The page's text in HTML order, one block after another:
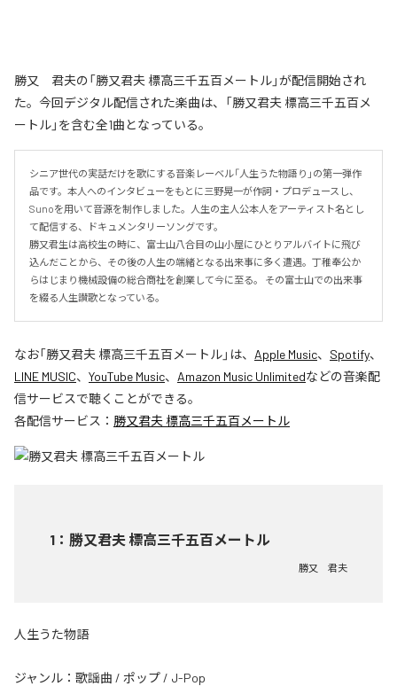
勝又 君夫の「勝又君夫 標高三千五百メートル」が配信開始され
た。今回デジタル配信された楽曲は、「勝又君夫 標高三千五百メ
ートル」を含む全1曲となっている。
シニア世代の実話だけを歌にする音楽レーベル「人生うた物語り」の第一弾作
品です。本人へのインタビューをもとに三野晃一が作詞・プロデュースし、
Sunoを用いて音源を制作しました。人生の主人公本人をアーティスト名とし
て配信する、ドキュメンタリーソングです。
勝又君生は高校生の時に、富士山八合目の山小屋にひとりアルバイトに飛び
込んだことから、その後の人生の端緒となる出来事に多く遭遇。丁稚奉公か
らはじまり機械設備の総合商社を創業して今に至る。 その富士山での出来事
を綴る人生讃歌となっている。
なお「勝又君夫 標高三千五百メートル」は、 Apple Music、 Spotify、
LINE MUSIC、 YouTube Music、 Amazon Music Unlimitedなどの音楽配
信サービスで聴くことができる。
各配信サービス： 勝又君夫 標高三千五百メートル
1 ： 勝又君夫 標高三千五百メートル
勝又 君夫
人生うた物語
ジャンル： 歌謡曲 / ポップ / J-Pop